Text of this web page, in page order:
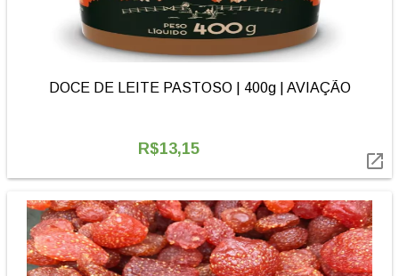
DOCE DE LEITE PASTOSO | 400g | AVIAÇÃO
R$13,15
